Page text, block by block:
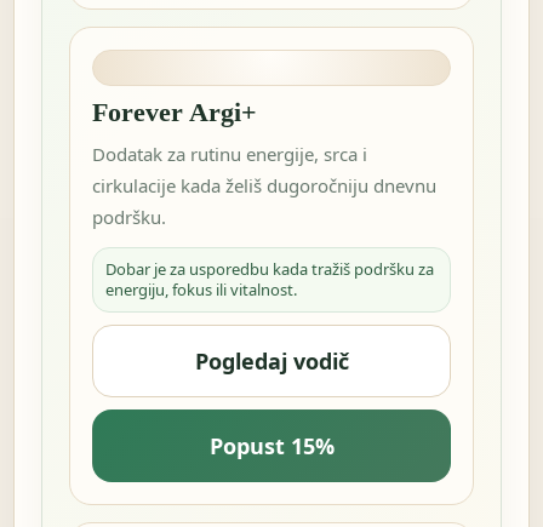
Forever Argi+
Dodatak za rutinu energije, srca i
cirkulacije kada želiš dugoročniju dnevnu
podršku.
Dobar je za usporedbu kada tražiš podršku za
energiju, fokus ili vitalnost.
Pogledaj vodič
Popust 15%